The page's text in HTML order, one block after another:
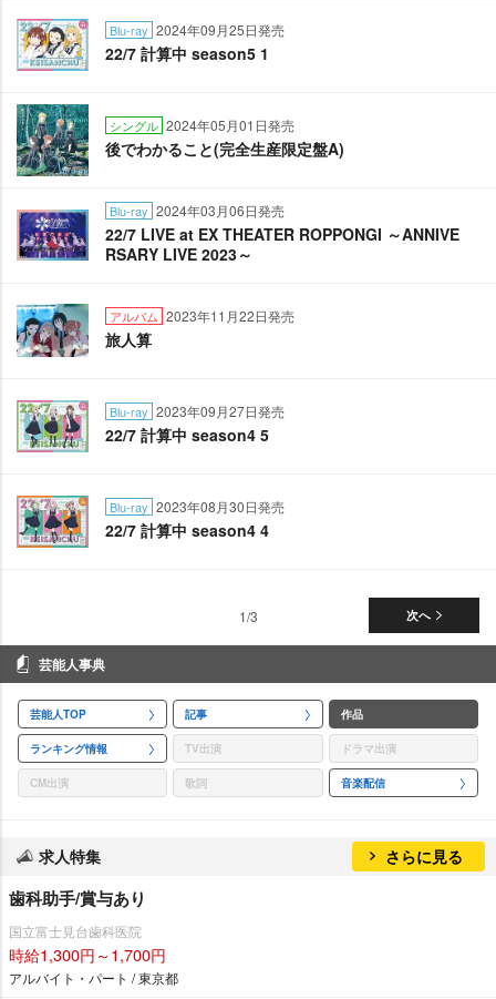
Blu-ray 2024年09月25日発売
22/7 計算中 season5 1
シングル 2024年05月01日発売
後でわかること(完全生産限定盤A)
Blu-ray 2024年03月06日発売
22/7 LIVE at EX THEATER ROPPONGI ～ANNIVE
RSARY LIVE 2023～
アルバム 2023年11月22日発売
旅人算
Blu-ray 2023年09月27日発売
22/7 計算中 season4 5
Blu-ray 2023年08月30日発売
22/7 計算中 season4 4
次へ
1/3
芸能人事典
芸能人TOP 記事 作品
ランキング情報 TV出演 ドラマ出演
CM出演 歌詞 音楽配信
求人特集 さらに見る
歯科助手/賞与あり
国立富士見台歯科医院
時給1,300円～1,700円
アルバイト・パート / 東京都